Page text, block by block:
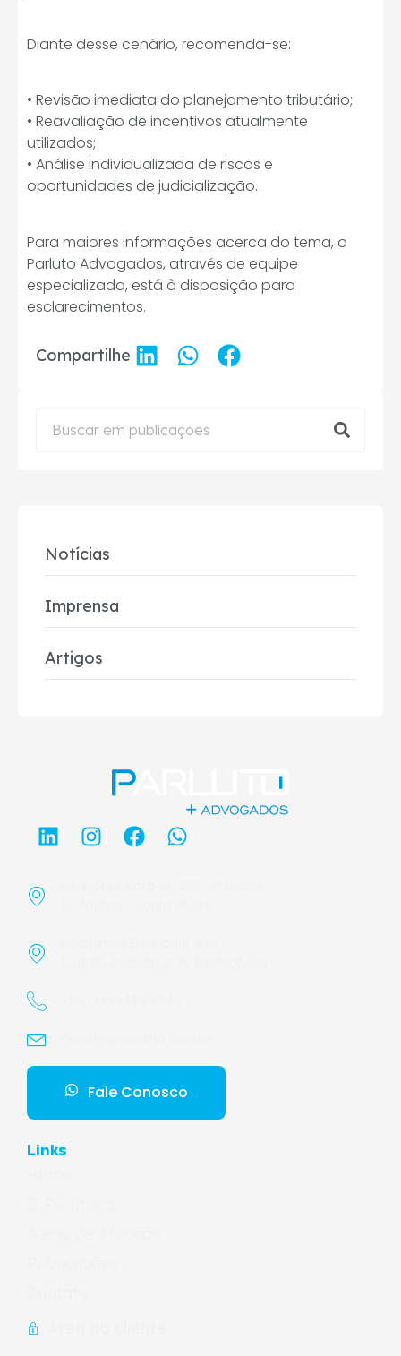
Diante desse cenário, recomenda-se:
• Revisão imediata do planejamento tributário;
• Reavaliação de incentivos atualmente
utilizados;
• Análise individualizada de riscos e
oportunidades de judicialização.
Para maiores informações acerca do tema, o
Parluto Advogados, através de equipe
especializada, está à disposição para
esclarecimentos.
Compartilhe
POST ANTERIOR PRÓXIMO POST
Notícias
Imprensa
Artigos
Fale Conosco
Links